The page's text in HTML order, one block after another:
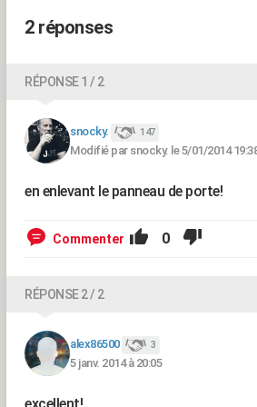
2 réponses
RÉPONSE 1 / 2
snocky. 147
Modifié par snocky. le 5/01/2014
en enlevant le panneau de porte!
Commenter 0
RÉPONSE 2 / 2
alex86500 3
5 janv. 2014 à 20:05